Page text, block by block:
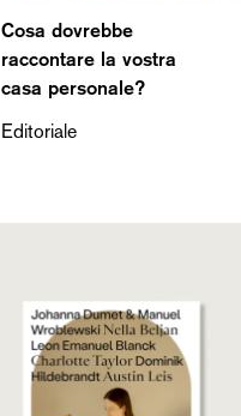
Cosa dovrebbe
raccontare la vostra
casa personale?
Editoriale